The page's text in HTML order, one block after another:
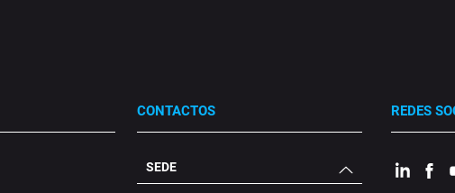
CONTACTOS
SEDE
REDES